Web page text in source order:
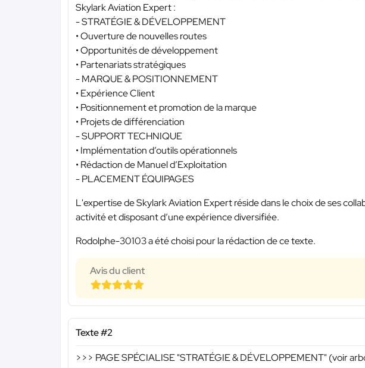
Skylark Aviation Expert :
- STRATÉGIE & DÉVELOPPEMENT
• Ouverture de nouvelles routes
• Opportunités de développement
• Partenariats stratégiques
- MARQUE & POSITIONNEMENT
• Expérience Client
• Positionnement et promotion de la marque
• Projets de différenciation
- SUPPORT TECHNIQUE
• Implémentation d’outils opérationnels
• Rédaction de Manuel d’Exploitation
- PLACEMENT ÉQUIPAGES
L'expertise de Skylark Aviation Expert réside dans le choix de ses
activité et disposant d’une expérience diversifiée.
Rodolphe-30103 a été choisi pour la rédaction de ce texte.
Avis du client
Texte #2
>>> PAGE SPÉCIALISE "STRATÉGIE & DÉVELOPPEMENT" (voir